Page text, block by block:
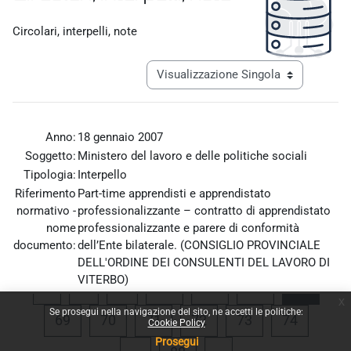
Se prosegui nella navigazione del sito, ne accetti le politiche:
Cookie Policy
Prosegui
Circolari, interpelli, note
Navigazione terziaria modalità
Anno: 18 gennaio 2007
Soggetto: Ministero del lavoro e delle politiche sociali
Tipologia: Interpello
Riferimento
normativo -
nome
documento:
Part-time apprendisti e apprendistato
professionalizzante – contratto di apprendistato
professionalizzante e parere di conformità
dell’Ente bilaterale. (CONSIGLIO PROVINCIALE
DELL'ORDINE DEI CONSULENTI DEL LAVORO DI
VITERBO)
Allegato: Interpello_18_gennaio_2007.pdf
« Pagina precedente
1Pagina 1
… 65 66 67 68
69Pagina 69
70Pagina 70
71Pagina 71
72Pagina 72
73Pagina 73
74Pagina